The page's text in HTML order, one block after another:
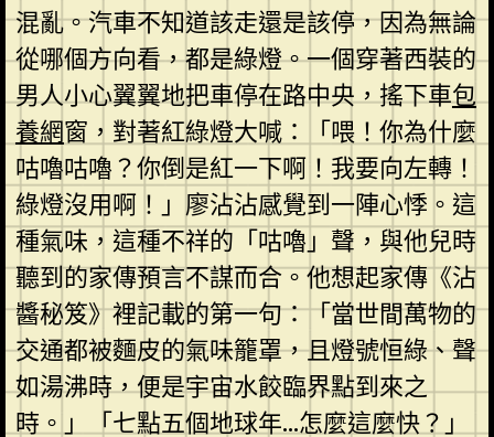
混亂。汽車不知道該走還是該停，因為無論
從哪個方向看，都是綠燈。一個穿著西裝的
男人小心翼翼地把車停在路中央，搖下車包
養網窗，對著紅綠燈大喊：「喂！你為什麼
咕嚕咕嚕？你倒是紅一下啊！我要向左轉！
綠燈沒用啊！」廖沾沾感覺到一陣心悸。這
種氣味，這種不祥的「咕嚕」聲，與他兒時
聽到的家傳預言不謀而合。他想起家傳《沾
醬秘笈》裡記載的第一句：「當世間萬物的
交通都被麵皮的氣味籠罩，且燈號恒綠、聲
如湯沸時，便是宇宙水餃臨界點到來之
時。」「七點五個地球年…怎麼這麼快？」